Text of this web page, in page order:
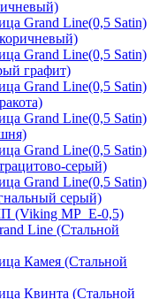
Grand Line(0,5 Satin)
Grand Line(0,5 Satin)
графит)
Grand Line(0,5 Satin)
Grand Line(0,5 Satin)
Grand Line(0,5 Satin)
серый)
Grand Line(0,5 Satin)
серый)
(Viking MP_E-0,5)
Line (Стальной
Камея (Стальной
Квинта (Стальной